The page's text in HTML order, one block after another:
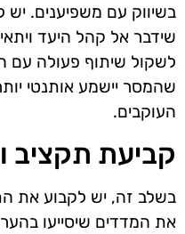
בשיווק עם משפיענים.
שידבר אל קהל היעד
לשקול שיתוף פעולה עם
שהמסר יישמע אותנטי
העוקבים.
קביעת תקציב
בשלב זה, יש לקבוע את
את המדדים שיסייעו